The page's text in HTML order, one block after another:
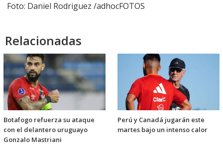
Foto: Daniel Rodriguez /adhocFOTOS
Relacionadas
Botafogo refuerza su ataque
con el delantero uruguayo
Gonzalo Mastriani
Perú y Canadá jugarán este
martes bajo un intenso calor